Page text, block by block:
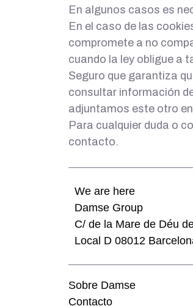
En algunos casos es
En el caso de las
compromete a no
cuando la ley obligue a
Seguro que garantiza
consultar información
adjuntamos este otro
Para cualquier duda o
contacto.
We are here
Damse Group
C/ de la Mare de Déu
Local D 08012
Sobre Damse
Contacto